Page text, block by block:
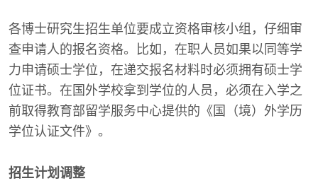
各博士研究生招生单位要成立资格审核小组，仔细审
查申请人的报名资格。比如，在职人员如果以同等学
力申请硕士学位，在递交报名材料时必须拥有硕士学
位证书。在国外学校拿到学位的人员，必须在入学之
前取得教育部留学服务中心提供的《国（境）外学历
学位认证文件》。
招生计划调整